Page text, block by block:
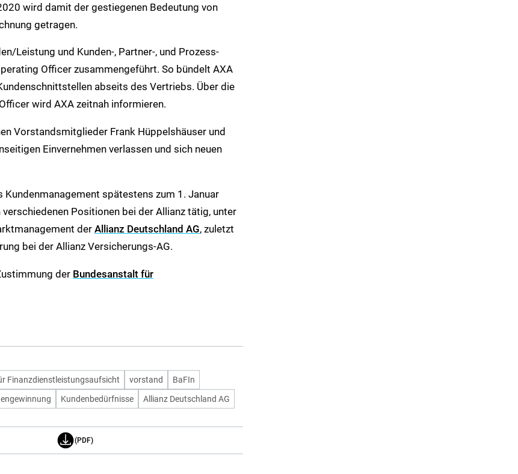
wird damit der gestiegenen Bedeutung von
getragen.
Leistung und Kunden-, Partner-, und Prozess-
Officer zusammengeführt. So bündelt AXA
abseits des Vertriebs. Über die
wird AXA zeitnah informieren.
Vorstandsmitglieder Frank Hüppelshäuser und
Einvernehmen verlassen und sich neuen
spätestens zum 1. Januar
Positionen bei der Allianz tätig, unter
derAllianz Deutschland AG, zuletzt
bei der Allianz Versicherungs-AG.
der Bundesanstalt für
Finanzdienstleistungsaufsicht vorstand
BaFIn
Kundenbedürfnisse
Allianz Deutschland AG
(PDF)